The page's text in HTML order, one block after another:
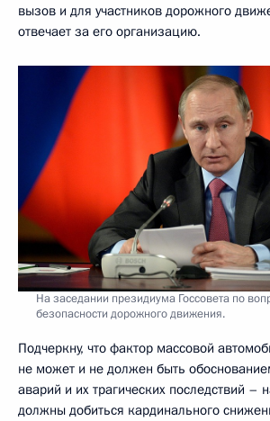
вызов и для участников дорожного
отвечает за его организацию.
На заседании президиума Госсовета по
безопасности дорожного движения.
Подчеркну, что фактор массовой
не может и не должен быть
аварий и их трагических последствий –
должны добиться кардинального